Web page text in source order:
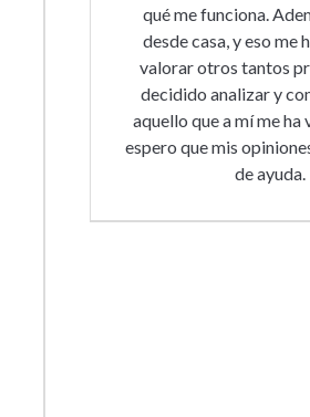
qué me funciona.
desde casa, y eso me
valorar otros tantos
decidido analizar y
aquello que a mí me ha
espero que mis
de ayuda.